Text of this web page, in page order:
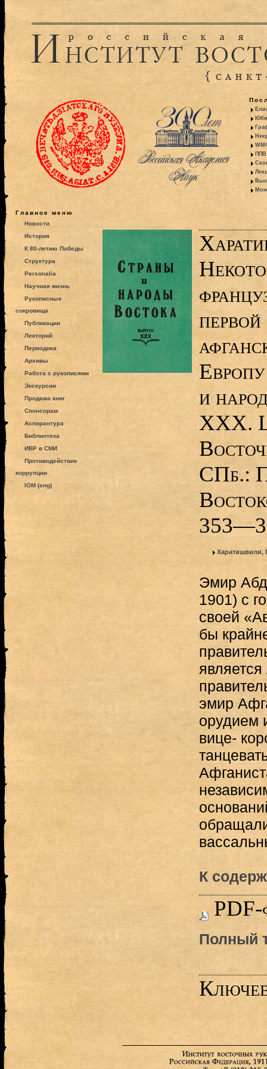
ППВ
Главное меню
Новости
История
К 80-летию Победы
Структура
Personalia
Научная жизнь
Рукописные
сокровища
Публикации
Лекторий
Периодика
Архивы
Работа с рукописями
Экскурсии
Продажа книг
Спонсорам
Аспирантура
Библиотека
ИВР в СМИ
Противодействие
коррупции
IOM (eng)
и
XXX.
СПб.:
Харатишвили,
Эмир
1901) с
своей
бы
эмир
орудием
вице-
К
PDF-
Полный